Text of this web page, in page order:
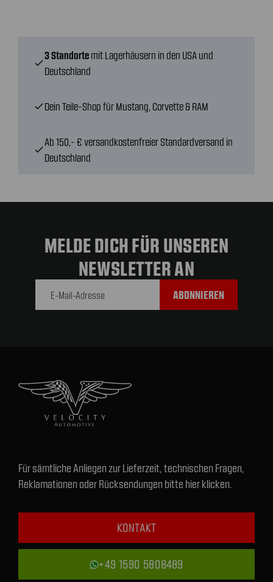
check
3 Standorte mit Lagerhäusern in den USA und
Deutschland
checkDein Teile-Shop für Mustang, Corvette & RAM
check
Ab 150,- € versandkostenfreier Standardversand in
Deutschland
MELDE DICH FÜR UNSEREN
NEWSLETTER AN
Für sämtliche Anliegen zur Lieferzeit, technischen Fragen,
Reklamationen oder Rücksendungen bitte hier klicken.
KONTAKT
+49 1590 5808489